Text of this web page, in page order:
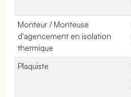
Monteur / Monteuse
d'agencement en isolation
thermique
Plaquiste